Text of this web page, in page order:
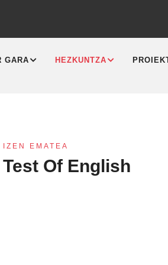
GARA HEZKUNTZA
IZEN EMATEA
Of English